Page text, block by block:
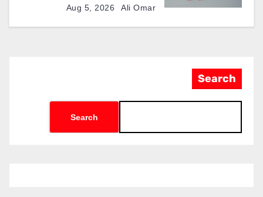
الذكية المطورة محليًا
Aug 5, 2026 Ali Omar
Search
Search